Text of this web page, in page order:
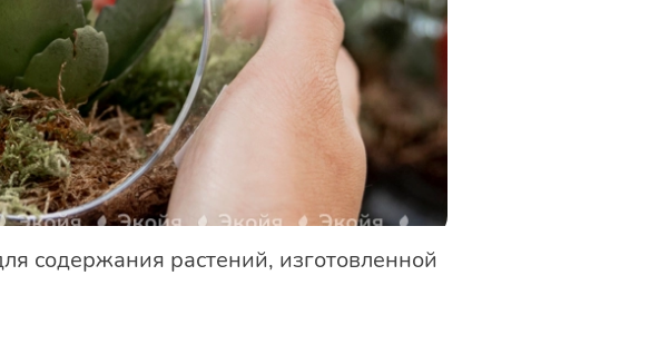
содержания растений, изготовленной